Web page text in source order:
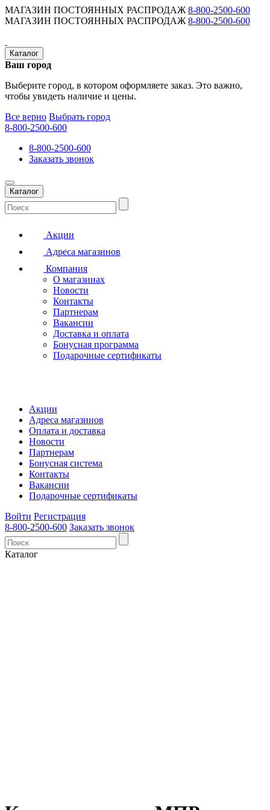
МАГАЗИН ПОСТОЯННЫХ РАСПРОДАЖ 8-800-2500-600
МАГАЗИН ПОСТОЯННЫХ РАСПРОДАЖ 8-800-2500-600
Каталог
Ваш город
Выберите город, в котором оформляете заказ. Это важно,
чтобы увидеть наличие и цены.
Все верно Выбрать город
8-800-2500-600
8-800-2500-600
Заказать звонок
Каталог
Акции
Адреса магазинов
Компания
О магазинах
Новости
Контакты
Партнерам
Вакансии
Доставка и оплата
Бонусная программа
Подарочные сертификаты
Акции
Адреса магазинов
Оплата и доставка
Новости
Партнерам
Бонусная система
Контакты
Вакансии
Подарочные сертификаты
Войти Регистрация
8-800-2500-600 Заказать звонок
Каталог